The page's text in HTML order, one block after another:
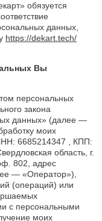
мачты
для дорожных знаков
обязуется
данных,
https://dekart.tech/
Вы
персональных
закона
данных» (далее —
моих
6685214347 , КПП:
область, г.
802, адрес
— «Оператор»),
(операций) или
с персональными
моих